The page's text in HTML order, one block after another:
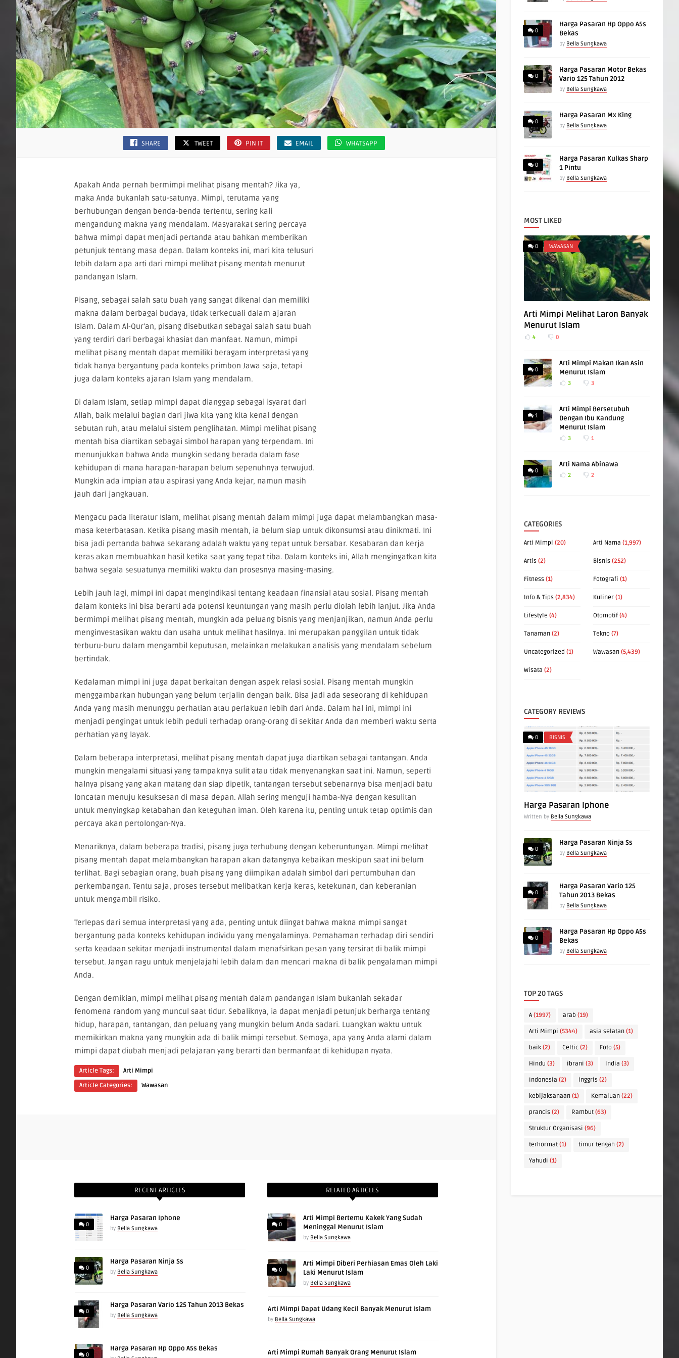
SHARE TWEET PIN IT EMAIL WHATSAPP
Apakah Anda pernah bermimpi melihat pisang mentah? Jika ya,
maka Anda bukanlah satu-satunya. Mimpi, terutama yang
berhubungan dengan benda-benda tertentu, sering kali
mengandung makna yang mendalam. Masyarakat sering percaya
bahwa mimpi dapat menjadi pertanda atau bahkan memberikan
petunjuk tentang masa depan. Dalam konteks ini, mari kita telusuri
lebih dalam apa arti dari mimpi melihat pisang mentah menurut
pandangan Islam.
Pisang, sebagai salah satu buah yang sangat dikenal dan memiliki
makna dalam berbagai budaya, tidak terkecuali dalam ajaran
Islam. Dalam Al-Qur’an, pisang disebutkan sebagai salah satu buah
yang terdiri dari berbagai khasiat dan manfaat. Namun, mimpi
melihat pisang mentah dapat memiliki beragam interpretasi yang
tidak hanya bergantung pada konteks primbon Jawa saja, tetapi
juga dalam konteks ajaran Islam yang mendalam.
Di dalam Islam, setiap mimpi dapat dianggap sebagai isyarat dari
Allah, baik melalui ba­gian dari jiwa kita yang kita kenal dengan
sebutan ruh, atau melalui sistem penglihatan. Mimpi melihat pisang
mentah bisa diartikan sebagai simbol harapan yang terpendam. Ini
menunjukkan bahwa Anda mungkin sedang berada dalam fase
kehidupan di mana harapan-harapan belum sepenuhnya terwujud.
Mungkin ada impian atau aspirasi yang Anda kejar, namun masih
jauh dari jangkauan.
Mengacu pada literatur Islam, melihat pisang mentah dalam mimpi juga dapat melambangkan masa-
masa keterbatasan. Ketika pisang masih mentah, ia belum siap untuk dikonsumsi atau dinikmati. Ini
bisa jadi pertanda bahwa sekarang adalah waktu yang tepat untuk bersabar. Kesabaran dan kerja
keras akan membuahkan hasil ketika saat yang tepat tiba. Dalam konteks ini, Allah mengingatkan kita
bahwa segala sesuatunya memiliki waktu dan prosesnya masing-masing.
Lebih jauh lagi, mimpi ini dapat mengindikasi tentang keadaan finansial atau sosial. Pisang mentah
dalam konteks ini bisa berarti ada potensi keuntungan yang masih perlu diolah lebih lanjut. Jika Anda
bermimpi melihat pisang mentah, mungkin ada peluang bisnis yang menjanjikan, namun Anda perlu
menginvestasikan waktu dan usaha untuk melihat hasilnya. Ini merupakan panggilan untuk tidak
terburu-buru dalam mengambil keputusan, melainkan melakukan analisis yang mendalam sebelum
bertindak.
Kedalaman mimpi ini juga dapat berkaitan dengan aspek relasi sosial. Pisang mentah mungkin
menggambarkan hubungan yang belum terjalin dengan baik. Bisa jadi ada seseorang di kehidupan
Anda yang masih menunggu perhatian atau perlakuan lebih dari Anda. Dalam hal ini, mimpi ini
menjadi pengingat untuk lebih peduli terhadap orang-orang di sekitar Anda dan memberi waktu serta
perhatian yang layak.
Dalam beberapa interpretasi, melihat pisang mentah dapat juga diartikan sebagai tantangan. Anda
mungkin mengalami situasi yang tampaknya sulit atau tidak menyenangkan saat ini. Namun, seperti
halnya pisang yang akan matang dan siap dipetik, tantangan tersebut sebenarnya bisa menjadi batu
loncatan menuju kesuksesan di masa depan. Allah sering menguji hamba-Nya dengan kesulitan
untuk menyingkap ketabahan dan keteguhan iman. Oleh karena itu, penting untuk tetap optimis dan
percaya akan pertolongan-Nya.
Menariknya, dalam beberapa tradisi, pisang juga terhubung dengan keberuntungan. Mimpi melihat
pisang mentah dapat melambangkan harapan akan datangnya kebaikan meskipun saat ini belum
terlihat. Bagi sebagian orang, buah pisang yang diimpikan adalah simbol dari pertumbuhan dan
perkembangan. Tentu saja, proses tersebut melibatkan kerja keras, ketekunan, dan keberanian
untuk mengambil risiko.
Terlepas dari semua interpretasi yang ada, penting untuk diingat bahwa makna mimpi sangat
bergantung pada konteks kehidupan individu yang mengalaminya. Pemahaman terhadap diri sendiri
serta keadaan sekitar menjadi instrumental dalam menafsirkan pesan yang tersirat di balik mimpi
tersebut. Jangan ragu untuk menjelajahi lebih dalam dan mencari makna di balik pengalaman mimpi
Anda.
Dengan demikian, mimpi melihat pisang mentah dalam pandangan Islam bukanlah sekadar
fenomena random yang muncul saat tidur. Sebaliknya, ia dapat menjadi petunjuk berharga tentang
hidup, harapan, tantangan, dan peluang yang mungkin belum Anda sadari. Luangkan waktu untuk
memikirkan makna yang mungkin ada di balik mimpi tersebut. Semoga, apa yang Anda alami dalam
mimpi dapat diubah menjadi pelajaran yang berarti dan bermanfaat di kehidupan nyata.
Article Tags:
Arti Mimpi
Article Categories:
Wawasan
RECENT ARTICLES
0
Harga Pasaran Iphone
by Bella Sungkawa
0
Harga Pasaran Ninja Ss
by Bella Sungkawa
0
Harga Pasaran Vario 125 Tahun 2013 Bekas
by Bella Sungkawa
0
Harga Pasaran Hp Oppo A5s Bekas
RELATED ARTICLES
0
Arti Mimpi Bertemu Kakek Yang Sudah
Meninggal Menurut Islam
by Bella Sungkawa
0
Arti Mimpi Diberi Perhiasan Emas Oleh Laki
Laki Menurut Islam
by Bella Sungkawa
Arti Mimpi Dapat Udang Kecil Banyak Menurut Islam
by Bella Sungkawa
Arti Mimpi Rumah Banyak Orang Menurut Islam
0
Harga Pasaran Hp Oppo A5s
Bekas
by Bella Sungkawa
0
Harga Pasaran Motor Bekas
Vario 125 Tahun 2012
by Bella Sungkawa
0
Harga Pasaran Mx King
by Bella Sungkawa
0
Harga Pasaran Kulkas Sharp
1 Pintu
by Bella Sungkawa
MOST LIKED
0 WAWASAN
Arti Mimpi Melihat Laron Banyak
Menurut Islam
4 0
0
Arti Mimpi Makan Ikan Asin
Menurut Islam
3 3
1
Arti Mimpi Bersetubuh
Dengan Ibu Kandung
Menurut Islam
3 1
0
Arti Nama Abinawa
2 2
CATEGORIES
Arti Mimpi (20) Arti Nama (1,997)
Artis (2) Bisnis (252)
Fitness (1) Fotografi (1)
Info & Tips (2,834) Kuliner (1)
Lifestyle (4) Otomotif (4)
Tanaman (2) Tekno (7)
Uncategorized (1) Wawasan (5,439)
Wisata (2)
CATEGORY REVIEWS
0 BISNIS
Harga Pasaran Iphone
Written by Bella Sungkawa
0
Harga Pasaran Ninja Ss
by Bella Sungkawa
0
Harga Pasaran Vario 125
Tahun 2013 Bekas
by Bella Sungkawa
0
Harga Pasaran Hp Oppo A5s
Bekas
by Bella Sungkawa
TOP 20 TAGS
A (1997) arab (19)
Arti Mimpi (5344) asia selatan (1)
baik (2) Celtic (2) Foto (5)
Hindu (3) ibrani (3) India (3)
Indonesia (2) inggris (2)
kebijaksanaan (1) Kemaluan (22)
prancis (2) Rambut (63)
Struktur Organisasi (96)
terhormat (1) timur tengah (2)
Yahudi (1)